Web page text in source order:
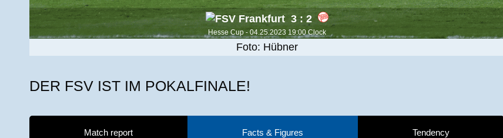
3 : 2
Hesse Cup - 04.25.2023 19:00 Clock
Foto: Hübner
DER FSV IST IM POKALFINALE!
Match report Facts & Figures Tendency